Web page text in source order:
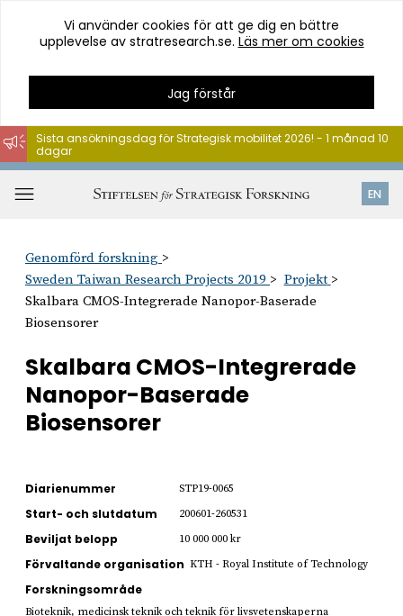
Hoppa
till
innehåll
Vi använder cookies för att ge dig en bättre
upplevelse av stratresearch.se. Läs mer om cookies
Jag förstår
EN
Sista ansökningsdag för Strategisk mobilitet 2026! - 1 månad 10
dagar
Genomförd forskning
Sweden Taiwan Research Projects 2019
Projekt
Skalbara CMOS-Integrerade Nanopor-Baserade
Biosensorer
Skalbara CMOS-Integrerade
Nanopor-Baserade
Biosensorer
Diarienummer STP19-0065
Start- och slutdatum 200601-260531
Beviljat belopp 10 000 000 kr
Förvaltande organisation KTH - Royal Institute of Technology
Forskningsområde
Bioteknik, medicinsk teknik och teknik för livsvetenskaperna